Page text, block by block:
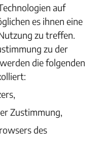
auf
es ihnen eine
zu treffen.
zu der
die folgenden
Zustimmung,
des